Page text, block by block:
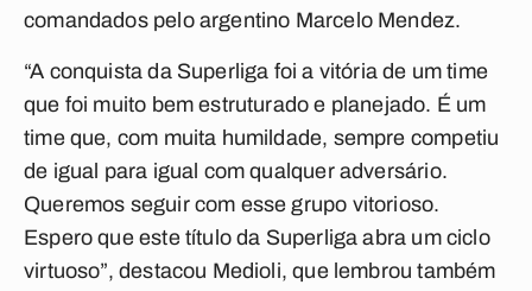
comandados pelo argentino Marcelo Mendez.
“A conquista da Superliga foi a vitória de um time
que foi muito bem estruturado e planejado. É um
time que, com muita humildade, sempre competiu
de igual para igual com qualquer adversário.
Queremos seguir com esse grupo vitorioso.
Espero que este título da Superliga abra um ciclo
virtuoso”, destacou Medioli, que lembrou também